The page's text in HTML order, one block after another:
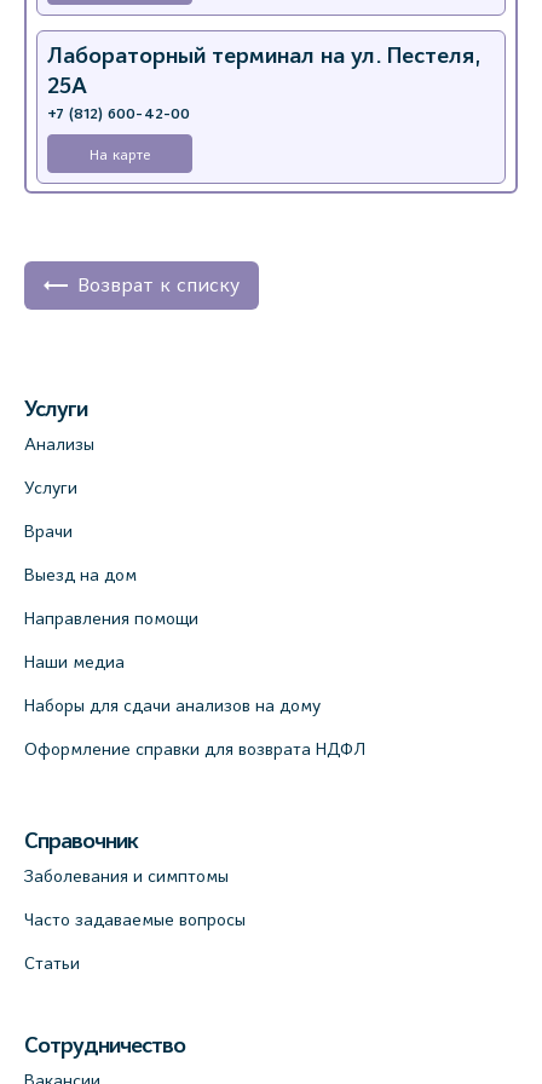
Лабораторный терминал на ул. Пестеля,
25А
+7 (812) 600-42-00
На карте
4 (официальный партнер)
+7 (812) 770-04-67
(официальный партнер)
+7 (812) 660-73-69
12к2 (официальный партнер)
+7 (812) 660-73-69
На карте
(официальный партнер), Красносельское
Медицинский центр на Кондратьевском
пр., 62к3 (официальный партнер)
Возврат к списку
Услуги
Анализы
Услуги
Врачи
Выезд на дом
Направления помощи
Наши медиа
Наборы для сдачи анализов на дому
Оформление справки для возврата НДФЛ
Справочник
Заболевания и симптомы
Часто задаваемые вопросы
Статьи
Сотрудничество